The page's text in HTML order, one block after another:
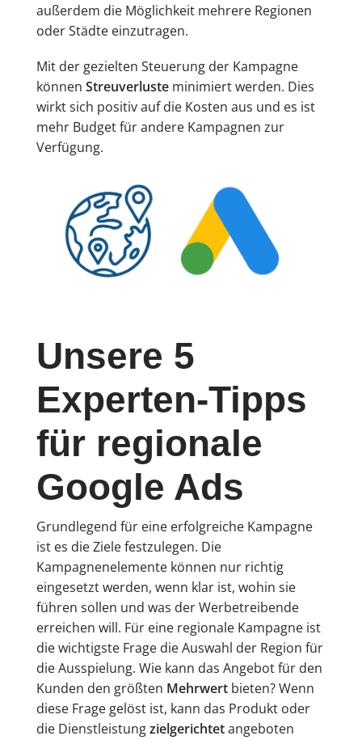
außerdem die Möglichkeit mehrere Regionen
oder Städte einzutragen.
Mit der gezielten Steuerung der Kampagne
können Streuverlusteminimiert werden. Dies
wirkt sich positiv auf die Kosten aus und es ist
mehr Budget für andere Kampagnen zur
Verfügung.
Unsere 5
Experten-Tipps
für regionale
Google Ads
Grundlegend für eine erfolgreiche Kampagne
ist es die Ziele festzulegen. Die
Kampagnenelemente können nur richtig
eingesetzt werden, wenn klar ist, wohin sie
führen sollen und was der Werbetreibende
erreichen will. Für eine regionale Kampagne ist
die wichtigste Frage die Auswahl der Region für
die Ausspielung. Wie kann das Angebot für den
Kunden den größten Mehrwertbieten? Wenn
diese Frage gelöst ist, kann das Produkt oder
die Dienstleistungzielgerichtetangeboten